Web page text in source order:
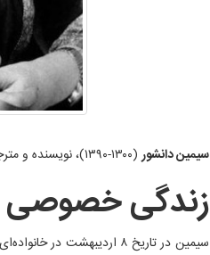
سیمین دانشور (۱۳۰۰-۱۳۹۰)، نویسنده و مترجم ایرانی اهل شیراز بود. نویسنده‌ای
زندگی خصوصی
سیمین در تاریخ ۸